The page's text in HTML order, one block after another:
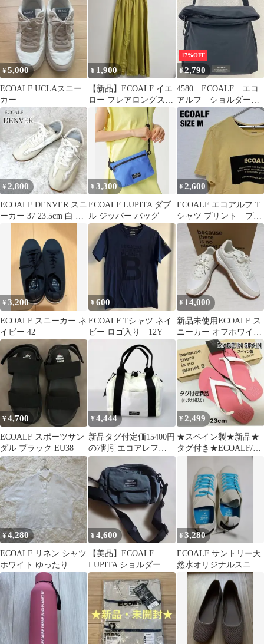
¥5,000
ECOALF UCLAスニー
カー
¥ 1,900
【新品】ECOALF イエ
ロー フレアロングスカ
ート
17%OFF
¥2,790
4580 ECOALF エコ
アルフ ショルダーバ
ッグ レディース メ
ンズ ユニセックス
軽量 無地
¥2,800
ECOALF DENVER スニ
ーカー 37 23.5cm 白 軽
¥3,300
ECOALF LUPITA ダブ
ル ジッパー バッグ
¥2,600
ECOALF エコアルフ T
シャツ プリント プリ
ント半袖 イエロー サイ
ズM
¥3,200
ECOALF スニーカー ネ
イビー 42
¥600
ECOALF Tシャツ ネイ
ビー ロゴ入り 12Y
¥ 14,000
新品未使用ECOALF ス
ニーカー オフホワイト
¥4,700
ECOALF スポーツサン
ダル ブラック EU38
¥4,444
新品タグ付定価15400円
の7割引エコアレフ
ecoalfトートバック男女
兼用
¥2,499
★スペイン製★新品★
タグ付き★ECOALF/エ
コアルフ☆ビーチサン
ダル☆
¥4,280
ECOALF リネン シャツ
ホワイト ゆったり
¥4,600
【美品】ECOALF
LUPITA ショルダー
ブルー ナイロン
¥3,280
ECOALF サントリー天
然水オリジナルスニー
カー 23.5cm